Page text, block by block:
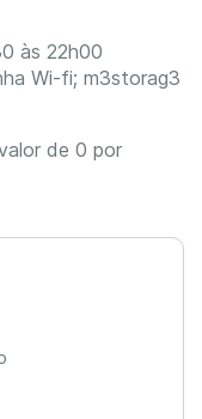
às 22h00
Wi-fi; m3storag3
de 0 por